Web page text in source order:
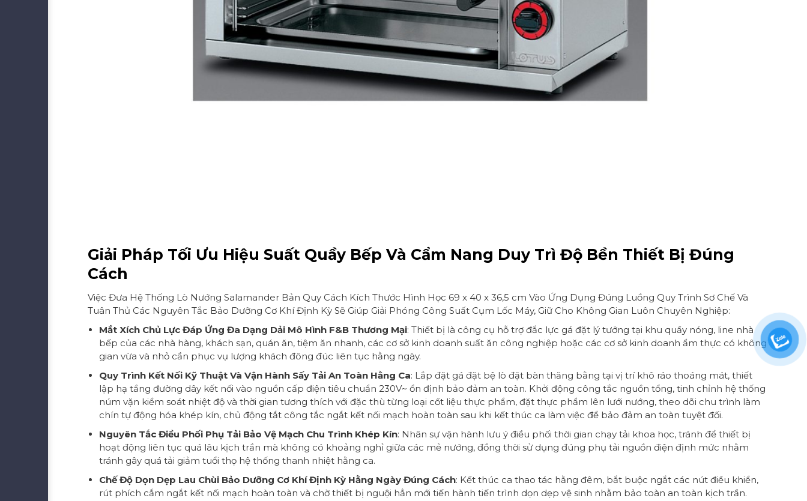
Giải Pháp Tối Ưu Hiệu Suất Quầy Bếp Và Cẩm Nang Duy Trì Độ Bền Thiết Bị Đúng
Cách
Việc Đưa Hệ Thống Lò Nướng Salamander Bản Quy Cách Kích Thước Hình Học 69 x 40 x 36,5 cm Vào Ứng Dụng Đúng Luồng Quy Trình Sơ Chế Và
Tuân Thủ Các Nguyên Tắc Bảo Dưỡng Cơ Khí Định Kỳ Sẽ Giúp Giải Phóng Công Suất Cụm Lốc Máy, Giữ Cho Không Gian Luôn Chuyên Nghiệp:
Mắt Xích Chủ Lực Đáp Ứng Đa Dạng Dải Mô Hình F&B Thương Mại: Thiết bị là công cụ hỗ trợ đắc lực gá đặt lý tưởng tại khu quầy nóng, line nhà
bếp của các nhà hàng, khách sạn, quán ăn, tiệm ăn nhanh, các cơ sở kinh doanh suất ăn công nghiệp hoặc các cơ sở kinh doanh ẩm thực có không
gian vừa và nhỏ cần phục vụ lượng khách đông đúc liên tục hằng ngày.
Quy Trình Kết Nối Kỹ Thuật Và Vận Hành Sấy Tải An Toàn Hằng Ca: Lắp đặt gá đặt bệ lò đặt bàn thăng bằng tại vị trí khô ráo thoáng mát, thiết
lập hạ tầng đường dây kết nối vào nguồn cấp điện tiêu chuẩn 230V~ ổn định bảo đảm an toàn. Khởi động công tắc nguồn tổng, tinh chỉnh hệ thống
núm vặn kiểm soát nhiệt độ và thời gian tương thích với đặc thù từng loại cốt liệu thực phẩm, đặt thực phẩm lên lưới nướng, theo dõi chu trình làm
chín tự động hóa khép kín, chủ động tắt công tắc ngắt kết nối mạch hoàn toàn sau khi kết thúc ca làm việc để bảo đảm an toàn tuyệt đối.
Nguyên Tắc Điều Phối Phụ Tải Bảo Vệ Mạch Chu Trình Khép Kín: Nhân sự vận hành lưu ý điều phối thời gian chạy tải khoa học, tránh để thiết bị
hoạt động liên tục quá lâu kịch trần mà không có khoảng nghỉ giữa các mẻ nướng, đồng thời sử dụng đúng phụ tải nguồn điện định mức nhằm
tránh gây quá tải giảm tuổi thọ hệ thống thanh nhiệt hằng ca.
Chế Độ Dọn Dẹp Lau Chùi Bảo Dưỡng Cơ Khí Định Kỳ Hằng Ngày Đúng Cách: Kết thúc ca thao tác hằng đêm, bắt buộc ngắt các nút điều khiển,
rút phích cắm ngắt kết nối mạch hoàn toàn và chờ thiết bị nguội hẳn mới tiến hành tiến trình dọn dẹp vệ sinh nhằm bảo toàn an toàn kịch trần.